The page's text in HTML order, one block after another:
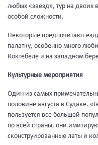
любых «звезд», тур на двоих
особой сложности.
Некоторые предпочитают
палатку, особенно много
Коктебеле и на западном
Культурные мероприятия
Один из самых
половине августа в Судаке.
пользуется все большей
по всей страны, они
сконструированные латы и